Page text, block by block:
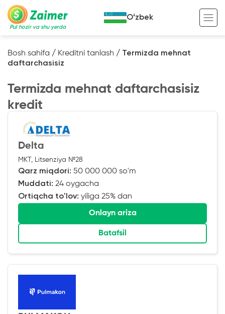
Pul hozir va shu yerda
Avto garov evaziga kredit
Ko’chmas mulk garov evaziga kredit
Maxsus texnika garov evaziga kredit
Kredit onlayn
Tadbirkorlar uchun onlayn kredit
O‘zini o‘zi band qilganlar uchun onlayn
kredit
Foydali
Kreditingizning hayotiy tsikli
Kalkulyator
Oʻzbek
Bosh sahifa / Kreditni tanlash / Termizda mehnat
daftarchasisiz
Termizda mehnat daftarchasisiz
kredit
Delta
MKT, Litsenziya №28
Qarz miqdori: 50 000 000 so'm
Muddati: 24 oygacha
Ortiqcha to'lov: yiliga 25% dan
Onlayn ariza
Batafsil